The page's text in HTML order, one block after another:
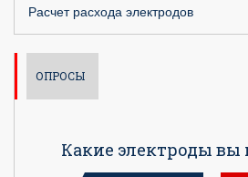
Расчет расхода электродов
ОПРОСЫ
Какие электроды вы